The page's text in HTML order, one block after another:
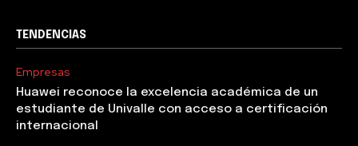
TENDENCIAS
Empresas
Huawei reconoce la excelencia académica de un
estudiante de Univalle con acceso a certificación
internacional